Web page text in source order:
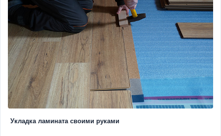
Укладка ламината своими руками